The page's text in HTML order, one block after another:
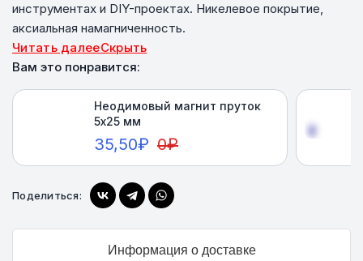
инструментах и DIY-проектах. Никелевое покрытие,
аксиальная намагниченность.
Читать далееСкрыть
Вам это понравится:
Неодимовый магнит пруток
5х25 мм
35,50₽ 0₽
Купить
Поделиться:
Информация о доставке